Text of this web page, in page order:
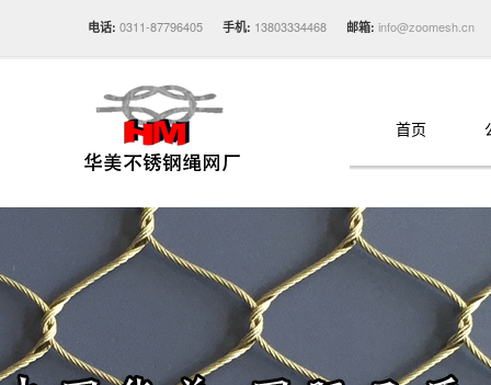
电话: 0311-87796405 手机: 13803334468 邮箱: info@zoomesh.cn
首页